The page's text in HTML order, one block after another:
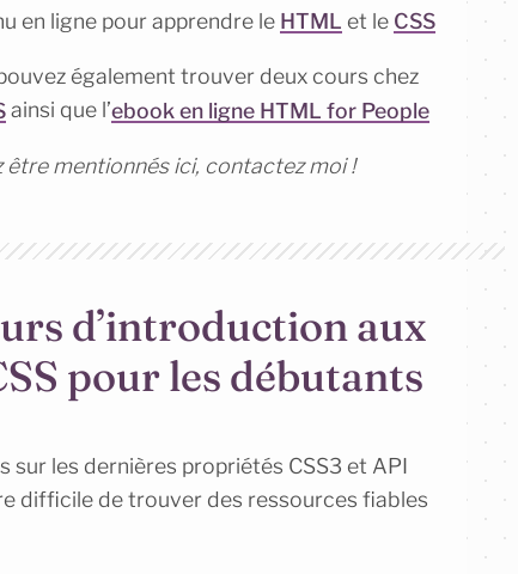
en ligne pour apprendre le HTML et le CSS
également trouver deux cours chez
ainsi que l’ebook en ligne HTML for People
être mentionnés ici, contactez moi !
d’introduction aux
pour les débutants
les dernières propriétés CSS3 et API
difficile de trouver des ressources fiables